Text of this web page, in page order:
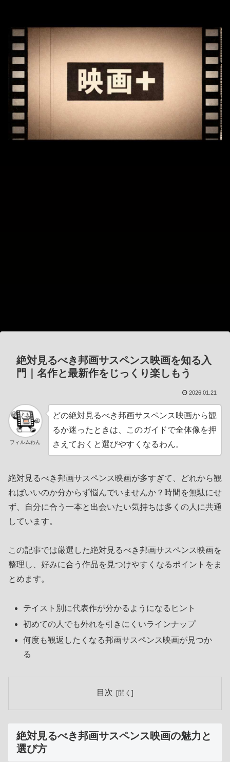
絶対見るべき邦画サスペンス映画を知る入
門｜名作と最新作をじっくり楽しもう
2026.01.21
フィルムわん
どの絶対見るべき邦画サスペンス映画から観
るか迷ったときは、このガイドで全体像を押
さえておくと選びやすくなるわん。
絶対見るべき邦画サスペンス映画が多すぎて、どれから観
ればいいのか分からず悩んでいませんか？時間を無駄にせ
ず、自分に合う一本と出会いたい気持ちは多くの人に共通
しています。
この記事では厳選した絶対見るべき邦画サスペンス映画を
整理し、好みに合う作品を見つけやすくなるポイントをま
とめます。
テイスト別に代表作が分かるようになるヒント
初めての人でも外れを引きにくいラインナップ
何度も観返したくなる邦画サスペンス映画が見つか
る
目次
絶対見るべき邦画サスペンス映画の魅力と
選び方